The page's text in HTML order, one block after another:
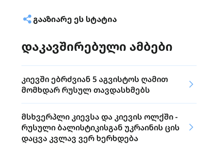
ᲒᲐᲐᲖᲘᲐᲠᲔ ᲔᲡ ᲡᲢᲐᲢᲘᲐ
დაკავშირებული ამბები
კიევში ებრძვიან 5 აგვისტოს ღამით
მომხდარ რუსულ თავდასხმებს
მსხვერპლი კიევსა და კიევის ოლქში -
რუსული ბალისტიკისგან უკრაინის ცის
დაცვა კვლავ ვერ ხერხდება